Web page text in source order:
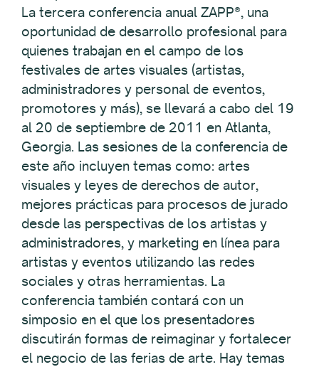
La tercera conferencia anual ZAPP®, una
oportunidad de desarrollo profesional para
quienes trabajan en el campo de los
festivales de artes visuales (artistas,
administradores y personal de eventos,
promotores y más), se llevará a cabo del 19
al 20 de septiembre de 2011 en Atlanta,
Georgia. Las sesiones de la conferencia de
este año incluyen temas como: artes
visuales y leyes de derechos de autor,
mejores prácticas para procesos de jurado
desde las perspectivas de los artistas y
administradores, y marketing en línea para
artistas y eventos utilizando las redes
sociales y otras herramientas. La
conferencia también contará con un
simposio en el que los presentadores
discutirán formas de reimaginar y fortalecer
el negocio de las ferias de arte. Hay temas